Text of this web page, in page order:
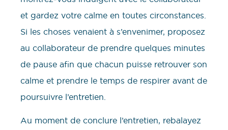
et gardez votre calme en toutes circonstances.
Si les choses venaient à s’envenimer, proposez
au collaborateur de prendre quelques minutes
de pause afin que chacun puisse retrouver son
calme et prendre le temps de respirer avant de
poursuivre l’entretien.
Au moment de conclure l’entretien, rebalayez